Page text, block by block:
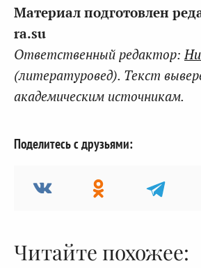
Материал подготовлен
ra.su
Ответственный редактор:
(литературовед). Текст
академическим источникам.
Поделитесь с друзьями:
Читайте похожее: